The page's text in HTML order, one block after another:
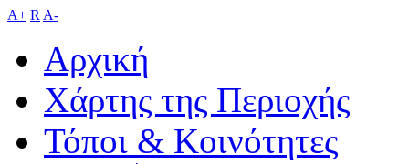
A+ R A-
Αρχική
Χάρτης της Περιοχής
Τόποι & Κοινότητες